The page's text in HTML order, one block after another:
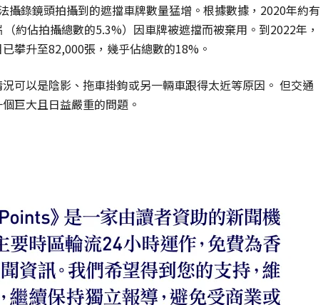
攝錄鏡頭拍攝到的遮擋車牌數量猛增。根據數據，2020年約有
約佔拍攝總數的5.3%）因車牌被遮擋而被棄用。到2022年，
攀升至82,000張，幾乎佔總數的18%。
可以是陰影、拖車掛鉤或另一輛車跟得太近等原因。 但交通
巨大且日益嚴重的問題。